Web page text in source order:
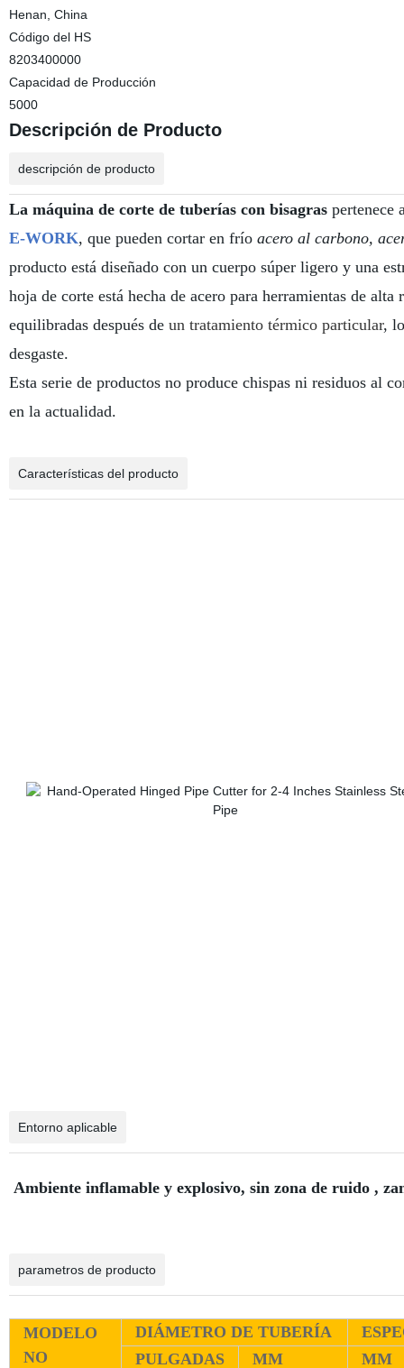
Henan, China
Código del HS
8203400000
Capacidad de Producción
5000
Descripción de Producto
descripción de producto
La máquina de corte de tuberías con bisagraspertenece
E-WORK, que pueden cortar en fríoacero al carbono,
producto está diseñado con un cuerpo súper ligero y una
hoja de corte está hecha de acero para herramientas de
equilibradas después deun tratamiento térmico particular,
desgaste.
Esta serie de productos no produce chispas ni residuos al
en la actualidad.
Características del producto
Entorno aplicable
Ambiente inflamable y explosivo, sin zona de ruido ,
parametros de producto
MODELO
NO
DIÁMETRO DE TUBERÍA
PULGADAS
MM MM